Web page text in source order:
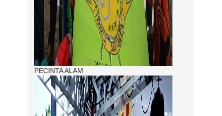
PECINTA ALAM